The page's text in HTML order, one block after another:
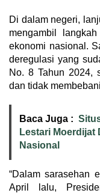
Di dalam negeri,
mengambil
ekonomi nasional.
deregulasi yang
No. 8 Tahun 2024,
dan tidak
Baca Juga :
Lestari Moerdijat
Nasional
“Dalam sarasehan
April lalu,